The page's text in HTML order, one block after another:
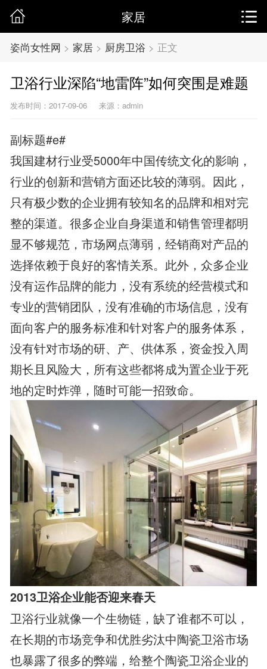
家居
姿尚女性网 > 家居> 厨房卫浴 > 正文
卫浴行业深陷“地雷阵”如何突围是难题
发布时间：2017-09-06 来源：admin
副标题#e#
我国建材行业受5000年中国传统文化的影响，
行业的创新和营销方面还比较的薄弱。因此，
只有极少数的企业拥有较知名的品牌和相对完
整的渠道。很多企业自身渠道和销售管理都明
显不够规范，市场网点薄弱，经销商对产品的
选择依赖于良好的客情关系。此外，众多企业
没有运作品牌的能力，没有系统的经营模式和
专业的营销团队，没有准确的市场信息，没有
面向客户的服务标准和针对客户的服务体系，
没有针对市场的研、产、供体系，资金投入周
期长且风险大，所有这些都将成为置企业于死
地的定时炸弹，随时可能一招致命。
2013卫浴企业能否迎来春天
卫浴行业就像一个生物链，缺了谁都不可以，
在长期的市场竞争和优胜劣汰中陶瓷卫浴市场
也暴露了很多的弊端，给整个陶瓷卫浴企业的